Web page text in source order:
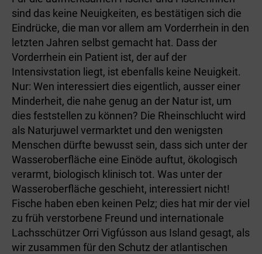
sind das keine Neuigkeiten, es bestätigen sich die
Eindrücke, die man vor allem am Vorderrhein in den
letzten Jahren selbst gemacht hat. Dass der
Vorderrhein ein Patient ist, der auf der
Intensivstation liegt, ist ebenfalls keine Neuigkeit.
Nur: Wen interessiert dies eigentlich, ausser einer
Minderheit, die nahe genug an der Natur ist, um
dies feststellen zu können? Die Rheinschlucht wird
als Naturjuwel vermarktet und den wenigsten
Menschen dürfte bewusst sein, dass sich unter der
Wasseroberfläche eine Einöde auftut, ökologisch
verarmt, biologisch klinisch tot. Was unter der
Wasseroberfläche geschieht, interessiert nicht!
Fische haben eben keinen Pelz; dies hat mir der viel
zu früh verstorbene Freund und internationale
Lachsschützer Orri Vigfússon aus Island gesagt, als
wir zusammen für den Schutz der atlantischen